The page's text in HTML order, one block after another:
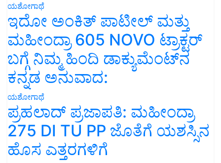
ಯಶೋಗಾಥೆ
ಇದೋ ಅಂಕಿತ್ ಪಾಟೀಲ್ ಮತ್ತು
ಮಹೀಂದ್ರಾ 605 NOVO ಟ್ರಾಕ್ಟರ್
ಬಗ್ಗೆ ನಿಮ್ಮ ಹಿಂದಿ ಡಾಕ್ಯುಮೆಂಟ್‌ನ
ಕನ್ನಡ ಅನುವಾದ:
ಯಶೋಗಾಥೆ
ಪ್ರಹಲಾದ್ ಪ್ರಜಾಪತಿ: ಮಹೀಂದ್ರಾ
275 DI TU PP ಜೊತೆಗೆ ಯಶಸ್ಸಿನ
ಹೊಸ ಎತ್ತರಗಳಿಗೆ